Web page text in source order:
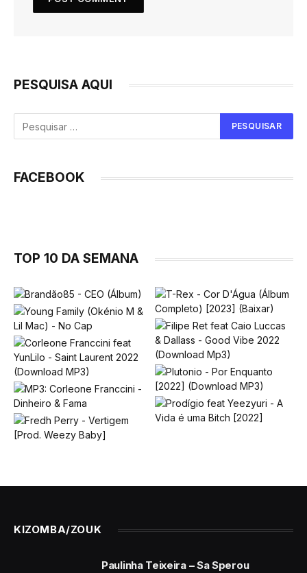
PESQUISA AQUI
FACEBOOK
TOP 10 DA SEMANA
KIZOMBA/ZOUK
Paulinha Teixeira – Sa Sperou